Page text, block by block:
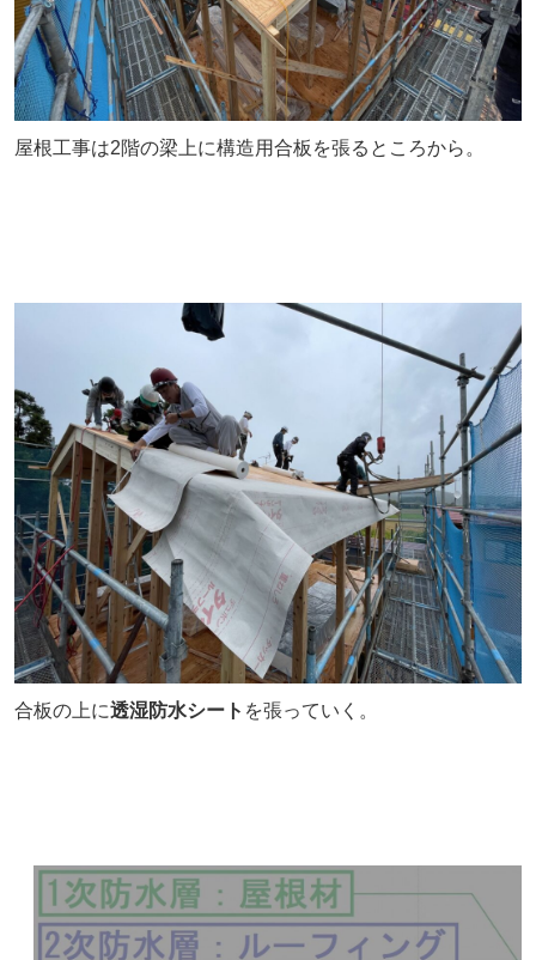
屋根工事は2階の梁上に構造用合板を張るところから。
合板の上に透湿防水シート を張っていく。